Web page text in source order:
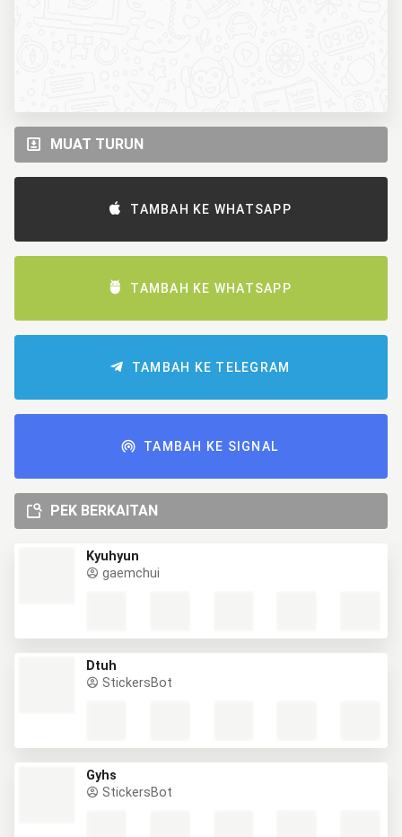
MUAT TURUN
TAMBAH KE WHATSAPP
TAMBAH KE WHATSAPP
TAMBAH KE TELEGRAM
TAMBAH KE SIGNAL
PEK BERKAITAN
Kyuhyun
gaemchui
Dtuh
StickersBot
Gyhs
StickersBot